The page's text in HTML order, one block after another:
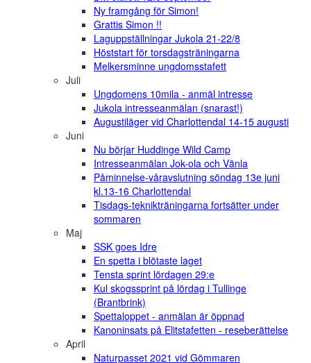
Ny framgång för Simon!
Grattis Simon !!
Laguppställningar Jukola 21-22/8
Höststart för torsdagsträningarna
Melkersminne ungdomsstafett
Juli
Ungdomens 10mila - anmäl intresse
Jukola intresseanmälan (snarast!)
Augustiläger vid Charlottendal 14-15 augusti
Juni
Nu börjar Huddinge Wild Camp
Intresseanmälan Jok-ola och Vänla
Påminnelse-våravslutning söndag 13e juni
kl.13-16 Charlottendal
Tisdags-teknikträningarna fortsätter under
sommaren
Maj
SSK goes Idre
En spetta i blötaste laget
Tensta sprint lördagen 29:e
Kul skogssprint på lördag i Tullinge
(Brantbrink)
Spettaloppet - anmälan är öppnad
Kanoninsats på Elitstafetten - reseberättelse
April
Naturpasset 2021 vid Gömmaren